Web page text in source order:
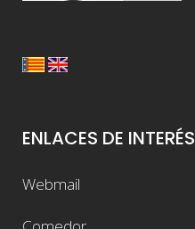
ENLACES DE INTERÉS
Webmail